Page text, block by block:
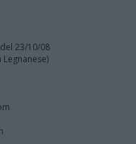
23/10/08